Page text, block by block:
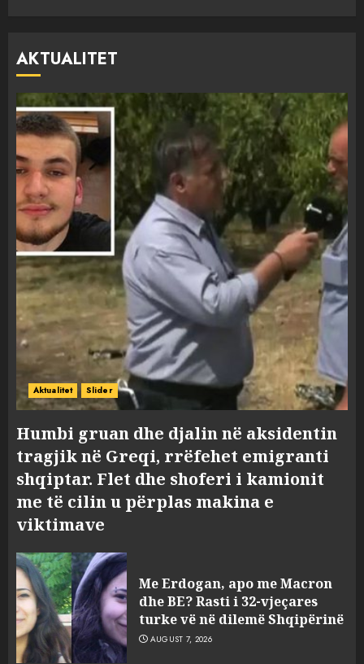
AKTUALITET
Aktualitet Slider
Humbi gruan dhe djalin në aksidentin
tragjik në Greqi, rrëfehet emigranti
shqiptar. Flet dhe shoferi i kamionit
me të cilin u përplas makina e
viktimave
Me Erdogan, apo me Macron
dhe BE? Rasti i 32-vjeçares
turke vë në dilemë Shqipërinë
AUGUST 7, 2026